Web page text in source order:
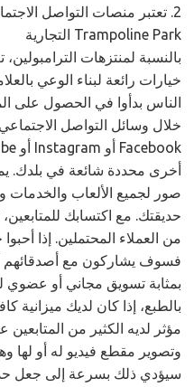
2. تعتبر منصات التواصل
Trampoline Park التجارية
بالنسبة لمنتزهات
خيارات رائعة لبناء الوعي
الناس بدأوا في الحصول على
أخرى محددة شائعة في بلدك.
صور لجميع الألعاب والخدمات
حديقتك. مع اكتسابك
من العملاء المحتملين. إذا
فسوف يشاركون مع أصدقائهم أو
بمثابة تسويق مجاني أو عضوي
بالطبع، إذا كان لديك ميزانية
مؤثر لديه الكثير من
وتصوير مقطع فيديو له أو لها
سيؤدي ذلك بسرعة إلى جعل